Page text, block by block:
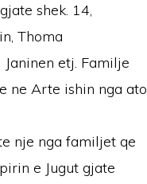
shek. 14,
Thoma
etj. Familje
ne Arte ishin nga ato
nje nga familjet qe
e Jugut gjate